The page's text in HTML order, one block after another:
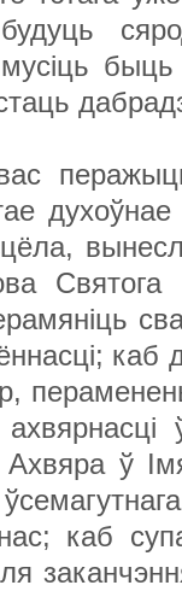
мусіць
стаць
Святога
каб
Ахвяра ў
каб